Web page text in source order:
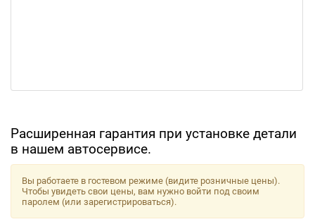
Расширенная гарантия при установке детали
в нашем автосервисе.
Вы работаете в гостевом режиме (видите розничные цены).
Чтобы увидеть свои цены, вам нужно войти под своим
паролем (или зарегистрироваться).